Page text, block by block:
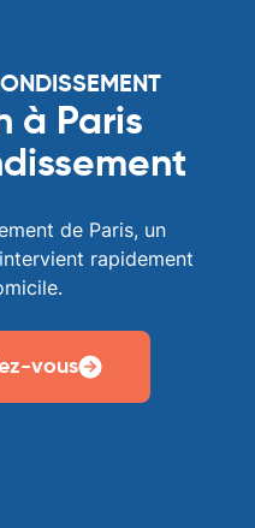
à Paris
de Paris, un
rapidement
vous